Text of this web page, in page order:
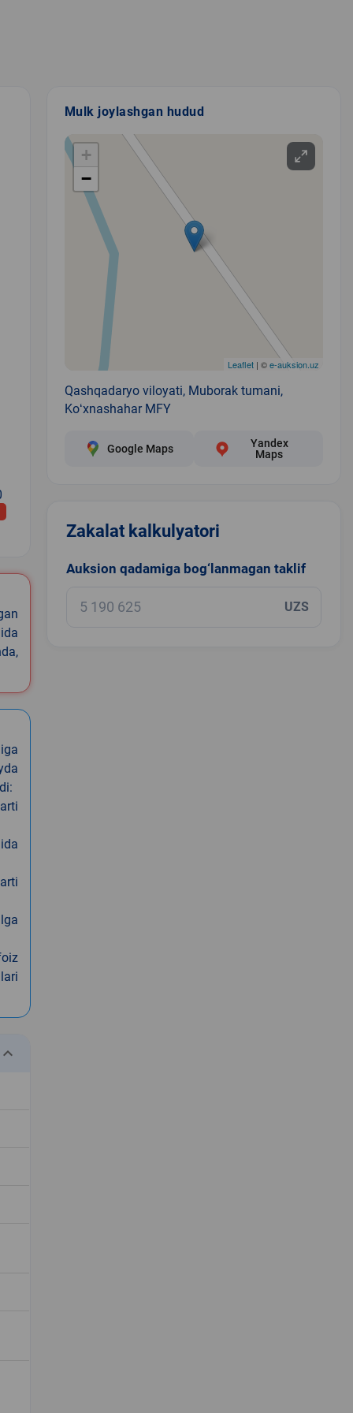
Mulk joylashgan hudud
+
−
Leaflet| ©e-auksion.uz
Qashqadaryo viloyati, Muborak tumani,
Koʻxnashahar MFY
Google Maps
Yandex
Maps
Zakalat kalkulyatori
Auksion qadamiga bog‘lanmagan taklif
UZS